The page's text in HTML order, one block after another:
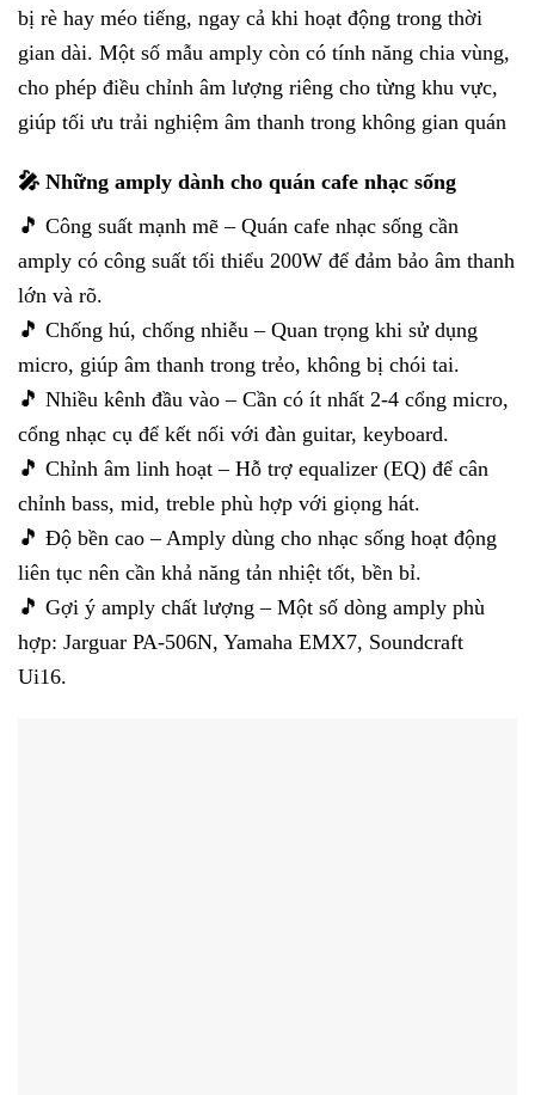
bị rè hay méo tiếng, ngay cả khi hoạt động trong thời
gian dài. Một số mẫu amply còn có tính năng chia vùng,
cho phép điều chỉnh âm lượng riêng cho từng khu vực,
giúp tối ưu trải nghiệm âm thanh trong không gian quán
🎤 Những amply dành cho quán cafe nhạc sống
🎵 Công suất mạnh mẽ – Quán cafe nhạc sống cần
amply có công suất tối thiểu 200W để đảm bảo âm thanh
lớn và rõ.
🎵 Chống hú, chống nhiễu – Quan trọng khi sử dụng
micro, giúp âm thanh trong trẻo, không bị chói tai.
🎵 Nhiều kênh đầu vào – Cần có ít nhất 2-4 cổng micro,
cổng nhạc cụ để kết nối với đàn guitar, keyboard.
🎵 Chỉnh âm linh hoạt – Hỗ trợ equalizer (EQ) để cân
chỉnh bass, mid, treble phù hợp với giọng hát.
🎵 Độ bền cao – Amply dùng cho nhạc sống hoạt động
liên tục nên cần khả năng tản nhiệt tốt, bền bỉ.
🎵 Gợi ý amply chất lượng – Một số dòng amply phù
hợp: Jarguar PA-506N, Yamaha EMX7, Soundcraft
Ui16.